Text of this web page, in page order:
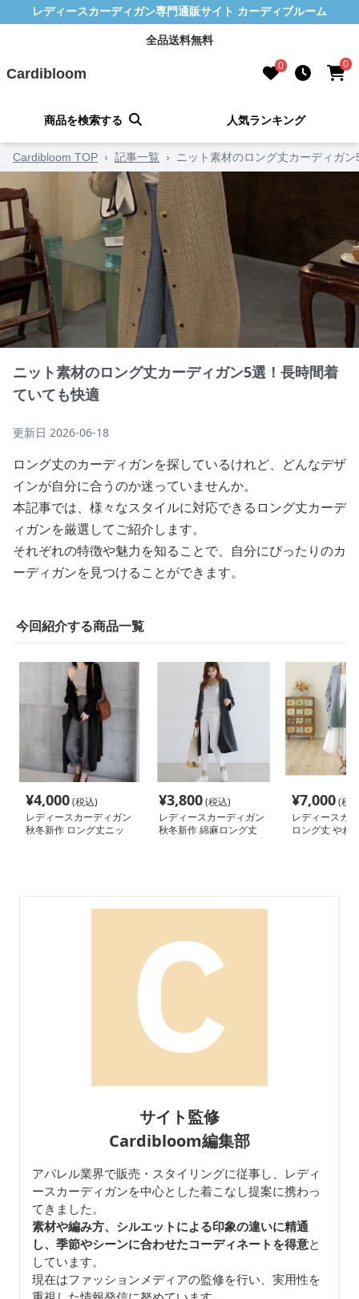
レディースカーディガン専門通販サイト カーディブルーム
全品送料無料
Cardibloom 0 0
商品を検索する 人気ランキング
Cardibloom TOP › 記事一覧 › ニット素材のロング丈カーディガ
ニット素材のロング丈カーディガン5選！長時間着
ていても快適
更新日 2026-06-18
ロング丈のカーディガンを探しているけれど、どんなデザ
インが自分に合うのか迷っていませんか。
本記事では、様々なスタイルに対応できるロング丈カーデ
ィガンを厳選してご紹介します。
それぞれの特徴や魅力を知ることで、自分にぴったりのカ
ーディガンを見つけることができます。
今回紹介する商品一覧
¥4,000(税込)
レディースカーディガン
秋冬新作 ロング丈ニッ
¥3,800(税込)
レディースカーディガン
秋冬新作 綿麻ロング丈
¥7,000(税
レディースカ
ロング丈 やわ
サイト監修
Cardibloom編集部
アパレル業界で販売・スタイリングに従事し、レディ
ースカーディガンを中心とした着こなし提案に携わっ
てきました。
素材や編み方、シルエットによる印象の違いに精通
し、季節やシーンに合わせたコーディネートを得意と
しています。
現在はファッションメディアの監修を行い、実用性を